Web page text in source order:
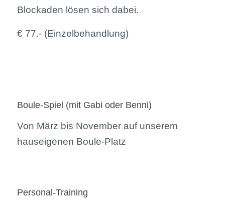
Blockaden lösen sich dabei.
€ 77.- (Einzelbehandlung)
Boule-Spiel (mit Gabi oder Benni)
Von März bis November auf unserem
hauseigenen Boule-Platz
Personal-Training